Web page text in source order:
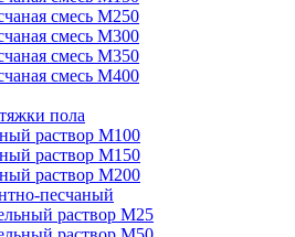
смесь М250
смесь М300
смесь М350
смесь М400
пола
раствор М100
раствор М150
раствор М200
песчаный
раствор М25